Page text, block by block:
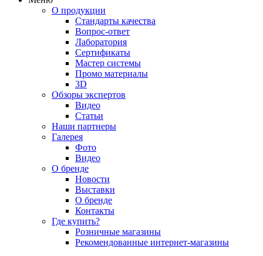
О продукции
Стандарты качества
Вопрос-ответ
Лаборатория
Сертификаты
Мастер системы
Промо материалы
3D
Обзоры экспертов
Видео
Статьи
Наши партнеры
Галерея
Фото
Видео
О бренде
Новости
Выставки
О бренде
Контакты
Где купить?
Розничные магазины
Рекомендованные интернет-магазины